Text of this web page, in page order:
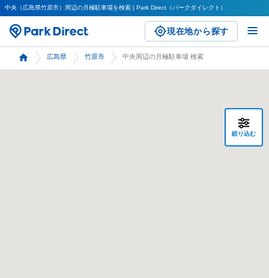
中央（広島県竹原市）周辺の月極駐車場を検索 | Park Direct（パークダイレクト）
現在地から探す
広島県 竹原市 中央周辺の月極駐車場 検索
絞り込む